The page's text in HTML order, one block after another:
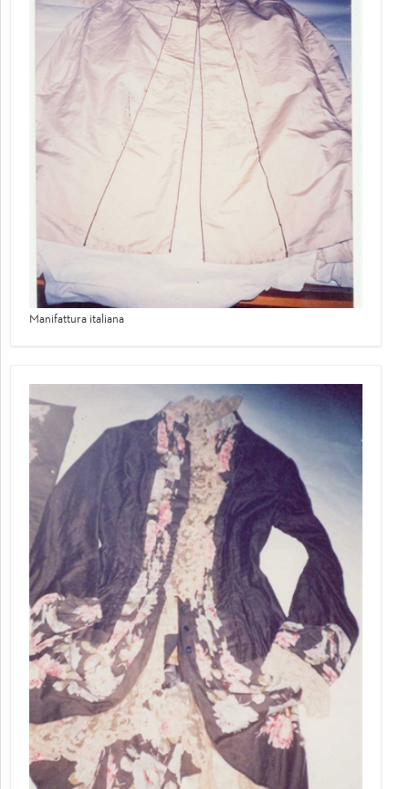
Manifattura italiana